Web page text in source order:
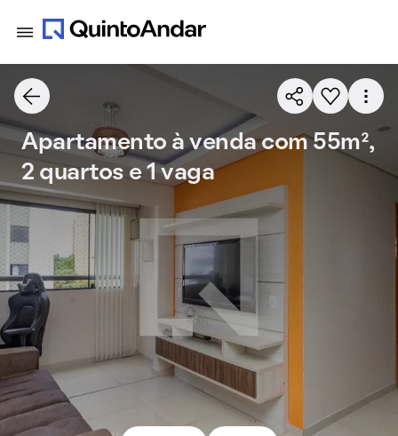
Apartamento à venda com 55m²,
2 quartos e 1 vaga